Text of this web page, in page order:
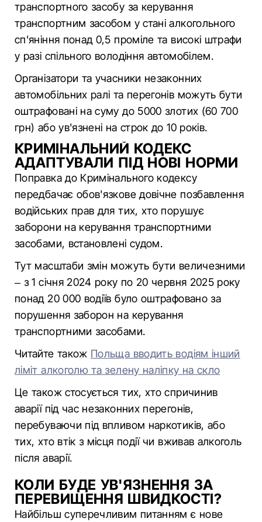
транспортного засобу за керування
транспортним засобом у стані алкогольного
сп'яніння понад 0,5 проміле та високі штрафи
у разі спільного володіння автомобілем.
Організатори та учасники незаконних
автомобільних ралі та перегонів можуть бути
оштрафовані на суму до 5000 злотих (60 700
грн) або ув'язнені на строк до 10 років.
КРИМІНАЛЬНИЙ КОДЕКС
АДАПТУВАЛИ ПІД НОВІ НОРМИ
Поправка до Кримінального кодексу
передбачає обов'язкове довічне позбавлення
водійських прав для тих, хто порушує
заборони на керування транспортними
засобами, встановлені судом.
Тут масштаби змін можуть бути величезними
– з 1 січня 2024 року по 20 червня 2025 року
понад 20 000 водіїв було оштрафовано за
порушення заборон на керування
транспортними засобами.
Читайте також Польща вводить водіям інший
ліміт алкоголю та зелену наліпку на скло
Це також стосується тих, хто спричинив
аварії під час незаконних перегонів,
перебуваючи під впливом наркотиків, або
тих, хто втік з місця події чи вживав алкоголь
після аварії.
КОЛИ БУДЕ УВ'ЯЗНЕННЯ ЗА
ПЕРЕВИЩЕННЯ ШВИДКОСТІ?
Найбільш суперечливим питанням є нове